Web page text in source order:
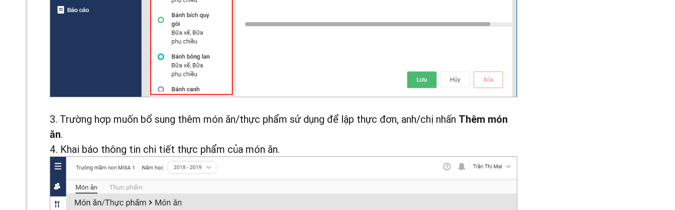
3. Trường hợp muốn bổ sung thêm món ăn/thực phẩm sử dụng để lập thực đơn, anh/chị nhấn Thêm món
ăn.
4. Khai báo thông tin chi tiết thực phẩm của món ăn.